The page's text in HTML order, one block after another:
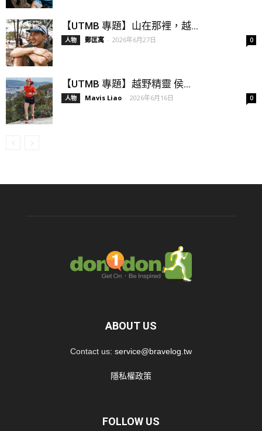
【UTMB 專題】山在那裡，越...
人物 鄭匡寓 - 2026年6月27日 0
【UTMB 專題】越野精靈 侯...
人物 Mavis Liao - 2026年6月16日 0
ABOUT US
Contact us: service@bravelog.tw
隱私權政策
FOLLOW US